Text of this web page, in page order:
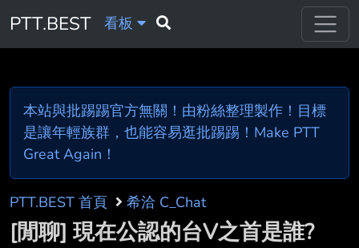
PTT.BEST 看板
本站與批踢踢官方無關！由粉絲整理製作！目標
是讓年輕族群，也能容易逛批踢踢！Make PTT
Great Again！
PTT.BEST 首頁 希洽 C_Chat
[閒聊] 現在公認的台V之首是誰?